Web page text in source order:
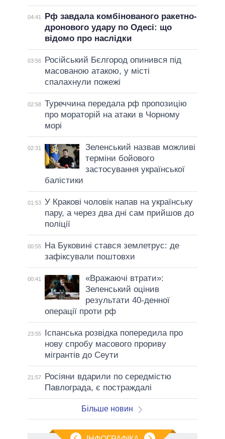
04:41
Рф завдала комбінованого ракетно-
дронового удару по Одесі: що
відомо про наслідки
03:56
Російський Бєлгород опинився під
масованою атакою, у місті
спалахнули пожежі
02:58 Туреччина передала рф пропозицію
про мораторій на атаки в Чорному
морі
02:31
Зеленський назвав можливі
терміни бойового
застосування української
балістики
01:53 У Кракові чоловік напав на українську
пару, а через два дні сам прийшов до
поліції
00:55
На Буковині стався землетрус: де
зафіксували поштовхи
00:41
«Вражаючі втрати»:
Зеленський оцінив
результати 40-денної
операції проти рф
23:55
Іспанська розвідка попередила про
нову спробу масового прориву
мігрантів до Сеути
21:57
Росіяни вдарили по середмістю
Павлограда, є постраждалі
Більше новин